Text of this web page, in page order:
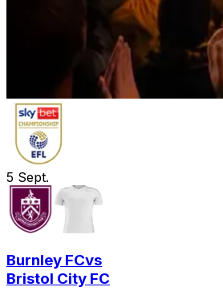
5 Sept.
Burnley FCvs
Bristol City FC